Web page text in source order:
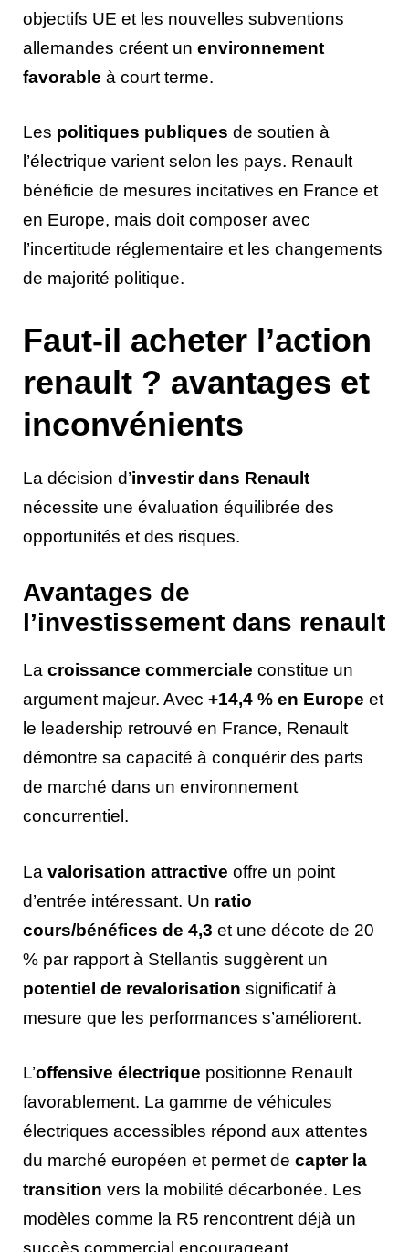
objectifs UE et les nouvelles subventions
allemandes créent un environnement
favorable à court terme.
Les politiques publiques de soutien à
l’électrique varient selon les pays. Renault
bénéficie de mesures incitatives en France et
en Europe, mais doit composer avec
l’incertitude réglementaire et les changements
de majorité politique.
Faut-il acheter l’action
renault ? avantages et
inconvénients
La décision d’investir dans Renault
nécessite une évaluation équilibrée des
opportunités et des risques.
Avantages de
l’investissement dans renault
La croissance commerciale constitue un
argument majeur. Avec +14,4 % en Europe et
le leadership retrouvé en France, Renault
démontre sa capacité à conquérir des parts
de marché dans un environnement
concurrentiel.
La valorisation attractive offre un point
d’entrée intéressant. Un ratio
cours/bénéfices de 4,3 et une décote de 20
% par rapport à Stellantis suggèrent un
potentiel de revalorisation significatif à
mesure que les performances s’améliorent.
L’offensive électrique positionne Renault
favorablement. La gamme de véhicules
électriques accessibles répond aux attentes
du marché européen et permet de capter la
transition vers la mobilité décarbonée. Les
modèles comme la R5 rencontrent déjà un